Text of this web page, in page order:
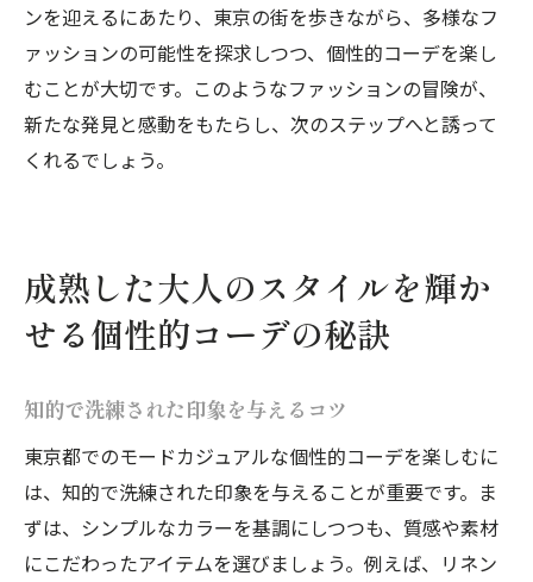
ンを迎えるにあたり、東京の街を歩きながら、多様なフ
ァッションの可能性を探求しつつ、個性的コーデを楽し
むことが大切です。このようなファッションの冒険が、
新たな発見と感動をもたらし、次のステップへと誘って
くれるでしょう。
成熟した大人のスタイルを輝か
せる個性的コーデの秘訣
知的で洗練された印象を与えるコツ
東京都でのモードカジュアルな個性的コーデを楽しむに
は、知的で洗練された印象を与えることが重要です。ま
ずは、シンプルなカラーを基調にしつつも、質感や素材
にこだわったアイテムを選びましょう。例えば、リネン